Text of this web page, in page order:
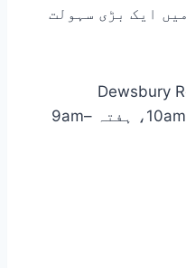
پارکنگ مفت ہے، جو 2026 میں ایک بڑی سہولت
پیر تا جمعہ 10am–9pm، ہفتہ 9am–